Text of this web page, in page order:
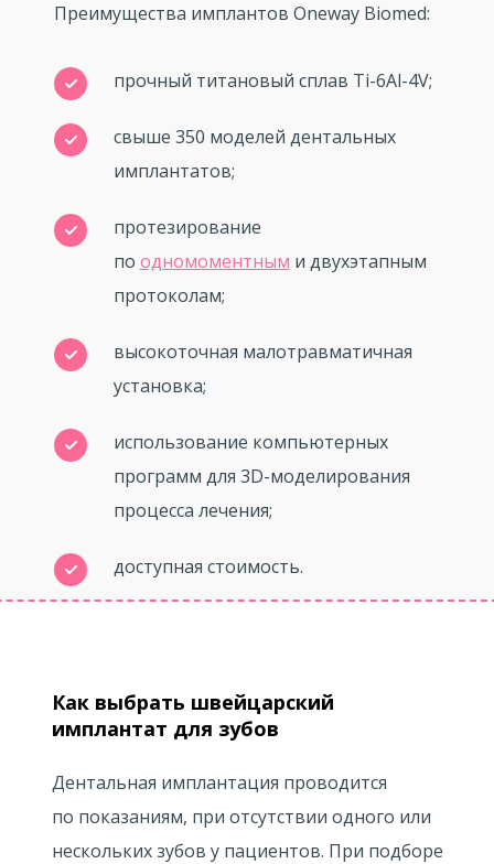
Преимущества имплантов Oneway Biomed:
прочный титановый сплав Ti-6Al-4V;
свыше 350 моделей дентальных
имплантатов;
протезирование
по одномоментным и двухэтапным
протоколам;
высокоточная малотравматичная
установка;
использование компьютерных
программ для 3D-моделирования
процесса лечения;
доступная стоимость.
Как выбрать швейцарский
имплантат для зубов
Дентальная имплантация проводится
по показаниям, при отсутствии одного или
нескольких зубов у пациентов. При подборе